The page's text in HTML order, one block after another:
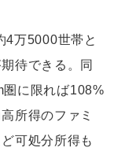
4万5000世帯と
待できる。同
圏に限れば108%
所得のファミ
可処分所得も